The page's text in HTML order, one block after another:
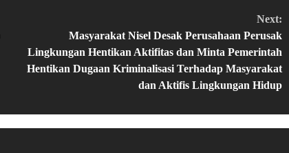
Next:
Masyarakat Nisel Desak Perusahaan Perusak
Lingkungan Hentikan Aktifitas dan Minta Pemerintah
Hentikan Dugaan Kriminalisasi Terhadap Masyarakat
dan Aktifis Lingkungan Hidup